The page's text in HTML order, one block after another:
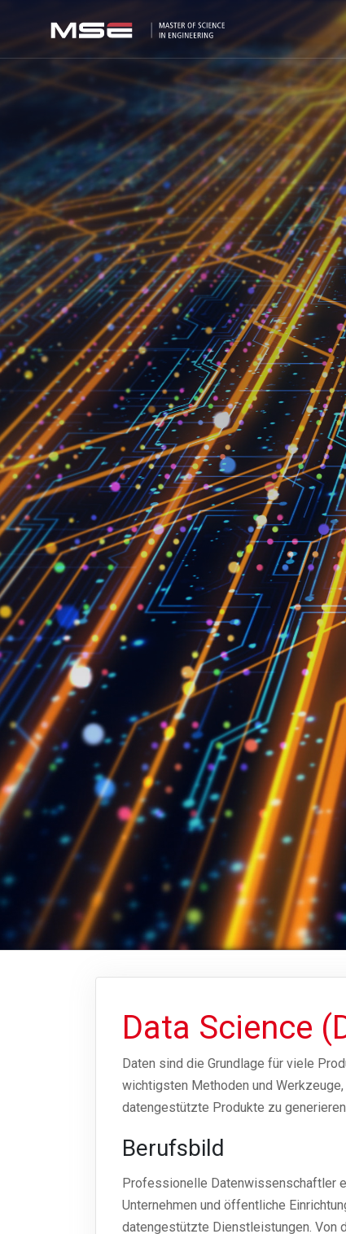
Data Science
Daten sind die Grundlage für viele
wichtigsten Methoden und
datengestützte Produkte zu generieren.
Berufsbild
Professionelle Datenwissenschaftler
Unternehmen und öffentliche
datengestützte Dienstleistungen. Von